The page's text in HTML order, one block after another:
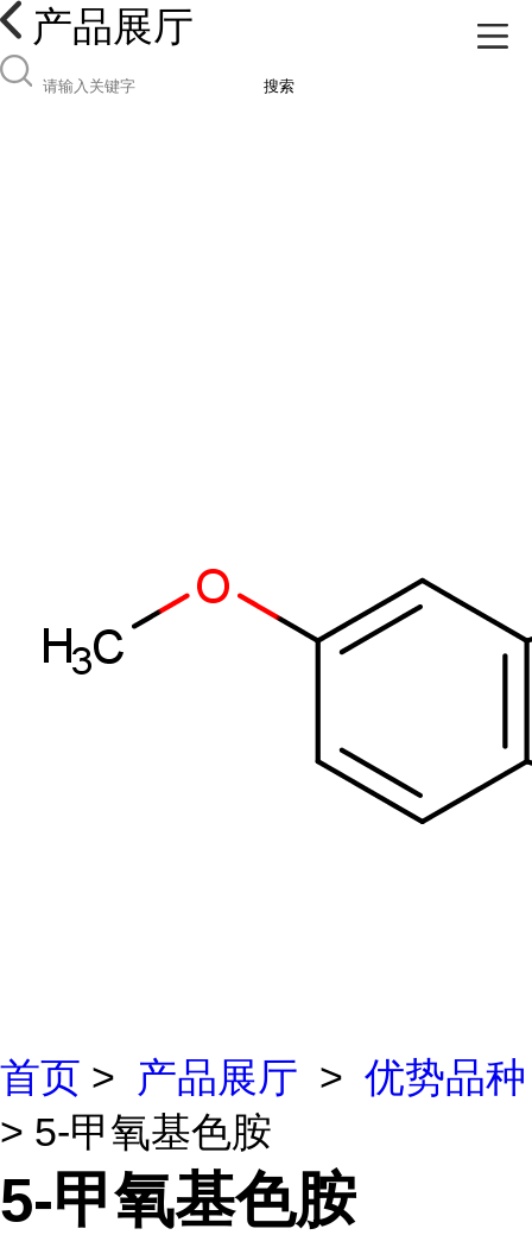
产品展厅
搜索
首页 > 产品展厅 > 优势品种
> 5-甲氧基色胺
5-甲氧基色胺